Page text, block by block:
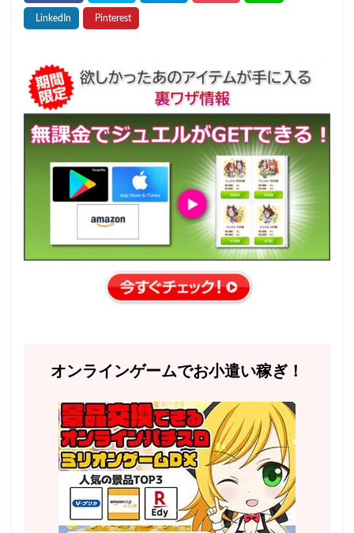
オンラインゲームでお小遣い稼ぎ！